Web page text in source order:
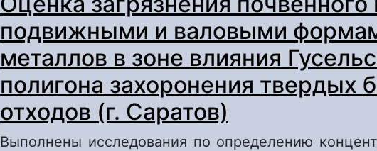
отходов города Саратова
подвижными и валовыми
металлов в зоне влияния
полигона захоронения твердых
отходов (г. Саратов)
Выполнены исследования по определению